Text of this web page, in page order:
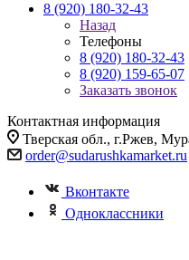
8 (920) 180-32-43
Назад
Телефоны
8 (920) 180-32-43
8 (920) 159-65-07
Заказать звонок
Контактная информация
Тверская обл., г.Ржев,
order@sudarushkamarket.ru
Вконтакте
Одноклассники